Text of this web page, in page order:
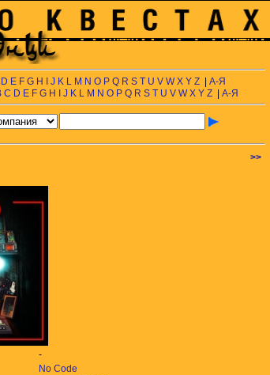
D E F G H J K L M N O P Q R S T U V W X Y Z| А-Я
C D E F G H J K L M N O P Q R S T U V W X Y Z| А-Я
>>
-
No Code